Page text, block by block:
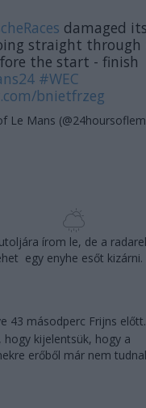
damaged
straight through
the start - finish
#WEC
bnietfrzeg
Le Mans
írom le, de a
egy enyhe esőt kizárni.
43 másodperc Frijns
kijelentsük, hogy a
erőből már nem